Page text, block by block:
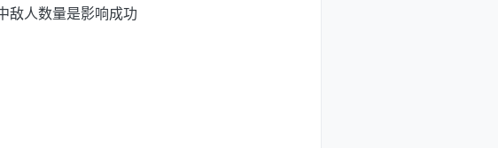
敌人数量是影响成功